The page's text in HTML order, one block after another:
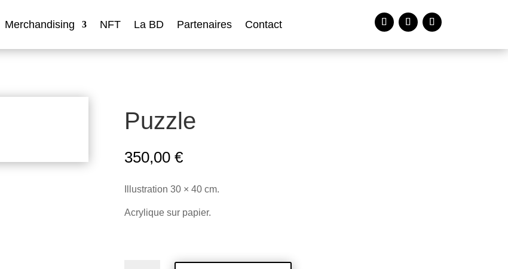
Merchandising NFT La BD Partenaires Contact
Puzzle
350,00 €
Illustration 30 × 40 cm.
Acrylique sur papier.